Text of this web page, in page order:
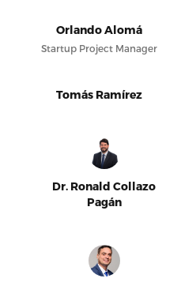
Orlando Alomá
Startup Project Manager
Tomás Ramírez
Dr. Ronald Collazo
Pagán